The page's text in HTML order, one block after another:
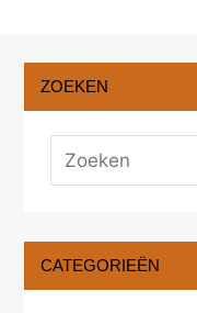
ZOEKEN
CATEGORIEËN